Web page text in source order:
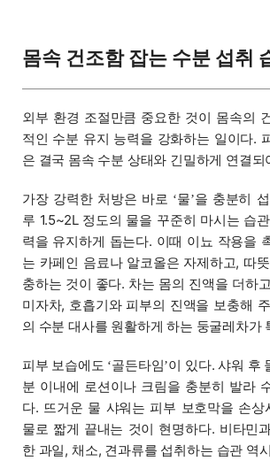
몸속 건조함 잡는 수분 섭취
외부 환경 조절만큼 중요한 것이 몸속의
적인 수분 유지 능력을 강화하는 일이다.
은 결국 몸속 수분 상태와 긴밀하게 연결
가장 강력한 처방은 바로 ‘물’을 충분히
루 1.5~2L 정도의 물을 꾸준히 마시는 습
력을 유지하게 돕는다. 이때 이뇨 작용을
는 카페인 음료나 알코올은 자제하고, 따
충하는 것이 좋다. 차는 몸의 진액을 더하
미자차, 호흡기와 피부의 진액을 보충해
의 수분 대사를 원활하게 하는 둥굴레차가
피부 보습에도 ‘골든타임’이 있다. 샤워 후
분 이내에 로션이나 크림을 충분히 발라
다. 뜨거운 물 샤워는 피부 보호막을 손상
물로 짧게 끝내는 것이 현명하다. 비타민
한 과일, 채소, 견과류를 섭취하는 습관 역